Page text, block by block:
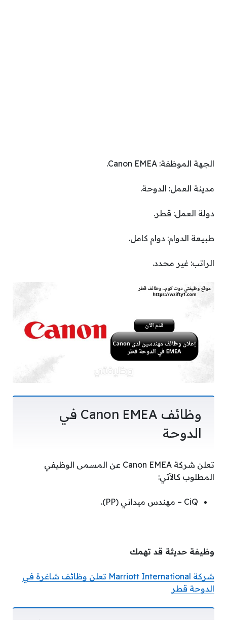
الجهة الموظفة: Canon EMEA.
مدينة العمل: الدوحة.
دولة العمل: قطر.
طبيعة الدوام: دوام كامل.
الراتب: غير محدد.
وظائف Canon EMEA في
الدوحة
تعلن شركة Canon EMEA عن المسمى الوظيفي
المطلوب كالآتي:
CiQ – مهندس ميداني (PP).
وظيفة حديثة قد تهمك
شركة Marriott International تعلن وظائف شاغرة في
الدوحة قطر